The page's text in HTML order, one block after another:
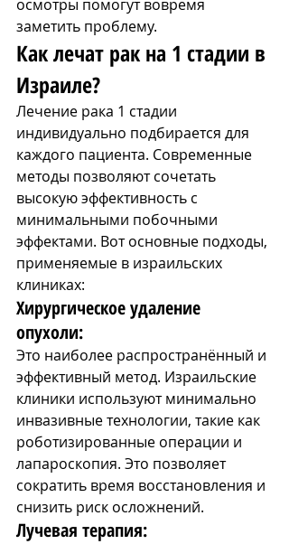
осмотры помогут вовремя
заметить проблему.
Как лечат рак на 1 стадии в
Израиле?
Лечение рака 1 стадии
индивидуально подбирается для
каждого пациента. Современные
методы позволяют сочетать
высокую эффективность с
минимальными побочными
эффектами. Вот основные подходы,
применяемые в израильских
клиниках:
Хирургическое удаление
опухоли:
Это наиболее распространённый и
эффективный метод. Израильские
клиники используют минимально
инвазивные технологии, такие как
роботизированные операции и
лапароскопия. Это позволяет
сократить время восстановления и
снизить риск осложнений.
Лучевая терапия: